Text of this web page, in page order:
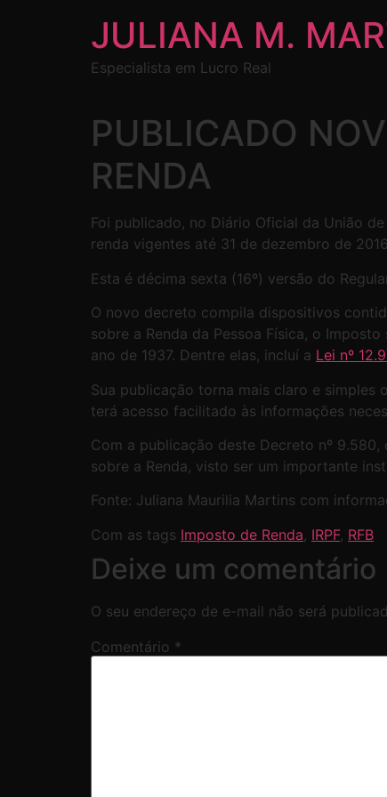
JULIANA M.
Especialista em Lucro Real
PUBLICADO
RENDA
Foi publicado, no Diário Oficial da União
renda vigentes até 31 de dezembro de
Esta é décima sexta (16º) versão do
O novo decreto compila dispositivos
sobre a Renda da Pessoa Física, o
ano de 1937. Dentre elas, incluí a Lei nº
Sua publicação torna mais claro e
terá acesso facilitado às informações
Com a publicação deste Decreto nº
sobre a Renda, visto ser um importante
Fonte: Juliana Maurilia Martins com
Com as tags Imposto de Renda IRPF, RFB
Deixe um comentário
O seu endereço de e-mail não será
Comentário *